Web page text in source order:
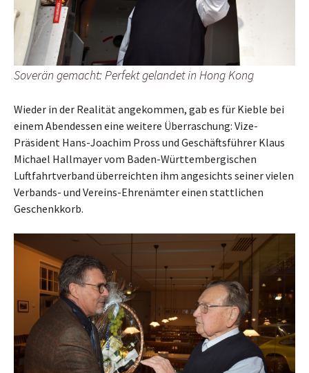
Soverän gemacht: Perfekt gelandet in Hong Kong
Wieder in der Realität angekommen, gab es für Kieble bei
einem Abendessen eine weitere Überraschung: Vize-
Präsident Hans-Joachim Pross und Geschäftsführer Klaus
Michael Hallmayer vom Baden-Württembergischen
Luftfahrtverband überreichten ihm angesichts seiner vielen
Verbands- und Vereins-Ehrenämter einen stattlichen
Geschenkkorb.